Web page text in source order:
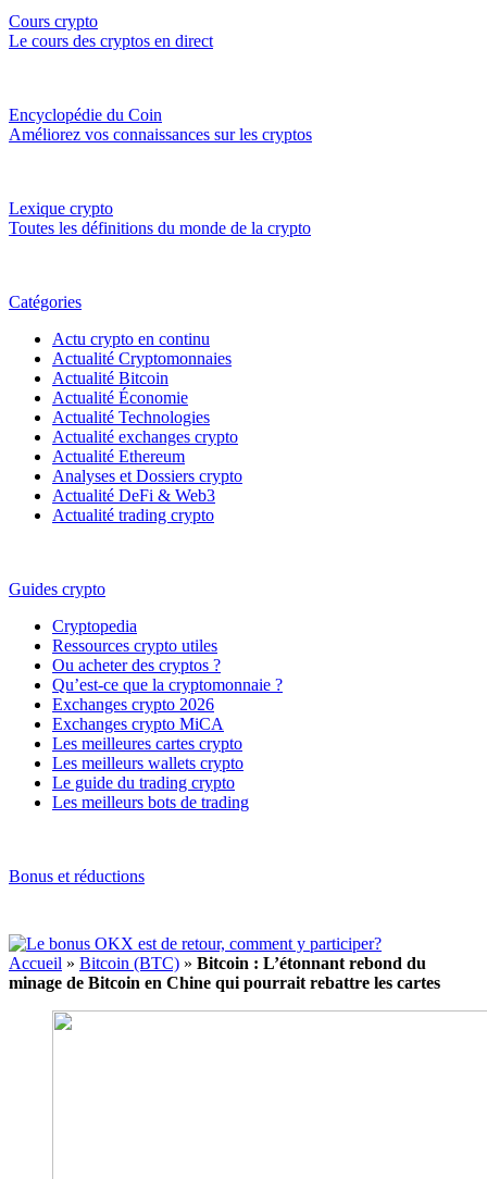
Cours crypto
Le cours des cryptos en direct
Encyclopédie du Coin
Améliorez vos connaissances sur les cryptos
Lexique crypto
Toutes les définitions du monde de la crypto
Catégories
Actu crypto en continu
Actualité Cryptomonnaies
Actualité Bitcoin
Actualité Économie
Actualité Technologies
Actualité exchanges crypto
Actualité Ethereum
Analyses et Dossiers crypto
Actualité DeFi & Web3
Actualité trading crypto
Guides crypto
Cryptopedia
Ressources crypto utiles
Ou acheter des cryptos ?
Qu’est-ce que la cryptomonnaie ?
Exchanges crypto 2026
Exchanges crypto MiCA
Les meilleures cartes crypto
Les meilleurs wallets crypto
Le guide du trading crypto
Les meilleurs bots de trading
Bonus et réductions
Accueil » Bitcoin (BTC) » Bitcoin : L’étonnant rebond du
minage de Bitcoin en Chine qui pourrait rebattre les cartes